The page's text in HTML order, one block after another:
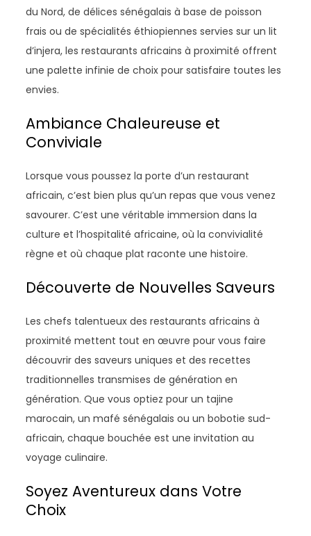
du Nord, de délices sénégalais à base de poisson
frais ou de spécialités éthiopiennes servies sur un lit
d’injera, les restaurants africains à proximité offrent
une palette infinie de choix pour satisfaire toutes les
envies.
Ambiance Chaleureuse et
Conviviale
Lorsque vous poussez la porte d’un restaurant
africain, c’est bien plus qu’un repas que vous venez
savourer. C’est une véritable immersion dans la
culture et l’hospitalité africaine, où la convivialité
règne et où chaque plat raconte une histoire.
Découverte de Nouvelles Saveurs
Les chefs talentueux des restaurants africains à
proximité mettent tout en œuvre pour vous faire
découvrir des saveurs uniques et des recettes
traditionnelles transmises de génération en
génération. Que vous optiez pour un tajine
marocain, un mafé sénégalais ou un bobotie sud-
africain, chaque bouchée est une invitation au
voyage culinaire.
Soyez Aventureux dans Votre
Choix